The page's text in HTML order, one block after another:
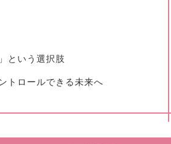
という選択肢
トロールできる未来へ